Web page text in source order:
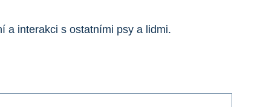
a interakci s ostatními⁢ psy a lidmi.